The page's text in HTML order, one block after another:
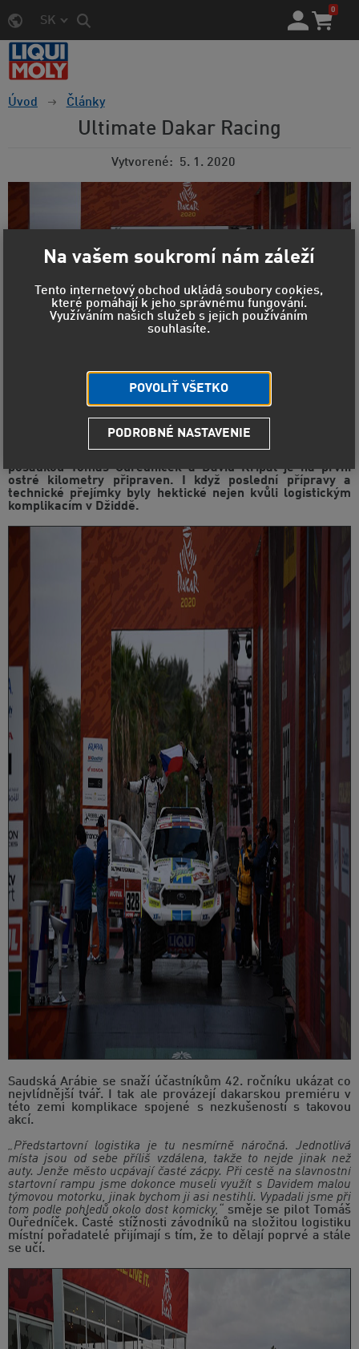
SK
0
Úvod Články
Ultimate Dakar Racing
Vytvorené 5. 1. 2020
posádkou Tomáš Ouředníček a David Křípal je na první
ostré kilometry připraven. I když poslední přípravy a
technické přejímky byly hektické nejen kvůli logistickým
komplikacím v Džiddě.
Saudská Arábie se snaží účastníkům 42. ročníku ukázat co
nejvlídnější tvář. I tak ale provázejí dakarskou premiéru v
této zemi komplikace spojené s nezkušeností s takovou
akcí.
„Předstartovní logistika je tu nesmírně náročná. Jednotlivá
místa jsou od sebe příliš vzdálena, takže to nejde jinak než
auty. Jenže město ucpávají časté zácpy. Při cestě na slavnostní
startovní rampu jsme dokonce museli využít s Davidem malou
týmovou motorku, jinak bychom ji asi nestihli. Vypadali jsme při
tom podle pohledů okolo dost komicky,“
směje se pilot Tomáš
Ouředníček. Časté stížnosti závodníků na složitou logistiku
místní pořadatelé přijímají s tím, že to dělají poprvé a stále
se učí.
Na vašem soukromí nám záleží
Tento internetový obchod ukládá soubory cookies,
které pomáhají k jeho správnému fungování.
Využíváním našich služeb s jejich používáním
souhlasíte.
POVOLIŤ VŠETKO
PODROBNÉ NASTAVENIE